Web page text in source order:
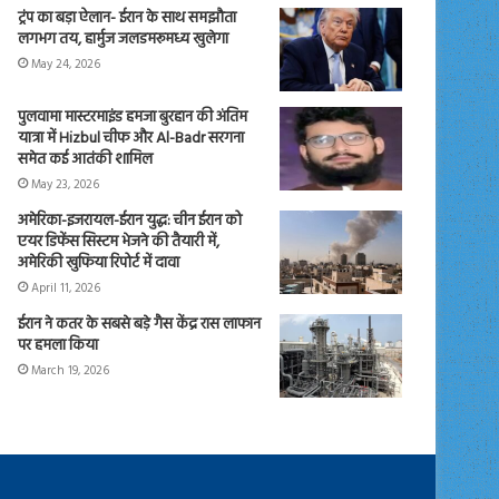
ट्रंप का बड़ा ऐलान- ईरान के साथ समझौता
लगभग तय, हार्मुज जलडमरूमध्य खुलेगा
May 24, 2026
पुलवामा मास्टरमाइंड हमजा बुरहान की अंतिम
यात्रा में Hizbul चीफ और Al-Badr सरगना
समेत कई आतंकी शामिल
May 23, 2026
अमेरिका-इजरायल-ईरान युद्ध: चीन ईरान को
एयर डिफेंस सिस्टम भेजने की तैयारी में,
अमेरिकी खुफिया रिपोर्ट में दावा
April 11, 2026
ईरान ने कतर के सबसे बड़े गैस केंद्र रास लाफान
पर हमला किया
March 19, 2026